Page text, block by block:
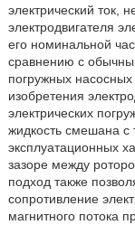
электрический ток,
электродвигателя
его номинальной
сравнению с
погружных
изобретения
электрических
жидкость смешана
эксплуатационных
зазоре между
подход также
сопротивление
магнитного потока